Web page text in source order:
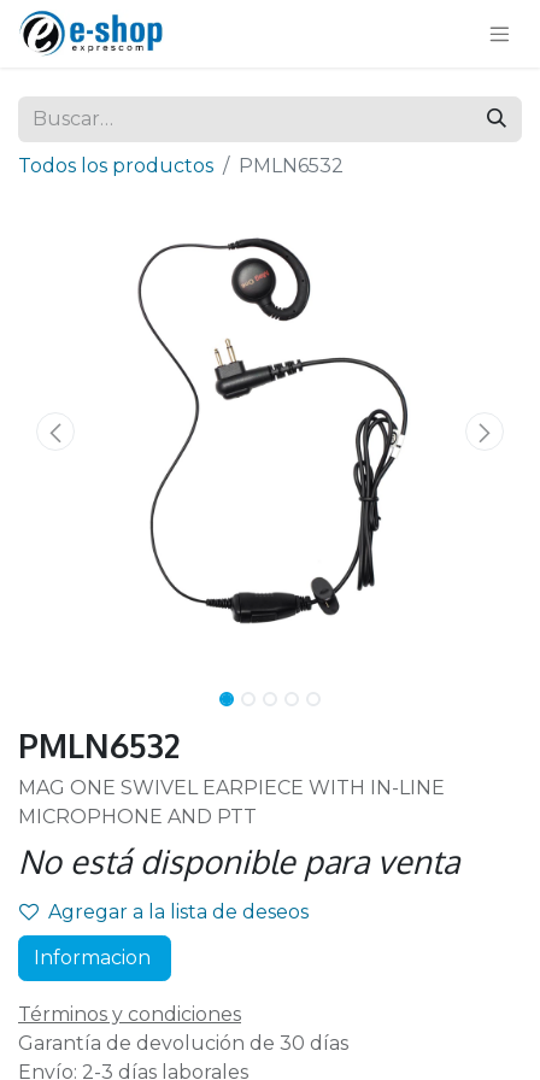
Todos los productos PMLN6532
PMLN6532
MAG ONE SWIVEL EARPIECE WITH IN-LINE
MICROPHONE AND PTT
No está disponible para venta
Agregar a la lista de deseos
Informacion
Términos y condiciones
Garantía de devolución de 30 días
Envío: 2-3 días laborales